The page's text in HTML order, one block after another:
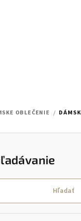
OBLEČENIE /
Hľadať